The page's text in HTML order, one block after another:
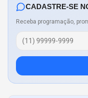
CADASTRE-SE
Receba programação,